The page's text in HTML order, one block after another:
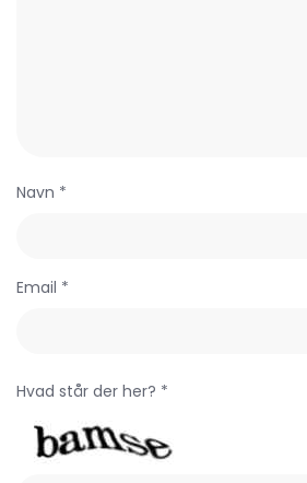
Navn *
Email *
Hvad står der her? *